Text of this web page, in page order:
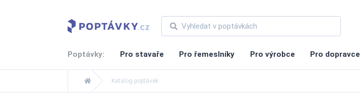
Poptávky: Pro stavaře Pro řemeslníky Pro výrobce Pro dopravce
Katalog poptávek